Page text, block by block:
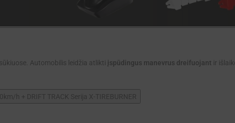
Automobilis leidžia atlikti įspūdingus manevrus dreifuojant ir